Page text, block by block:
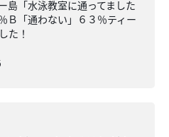
島「水泳教室に通ってました
Ｂ「通わない」６３％ティー
た！